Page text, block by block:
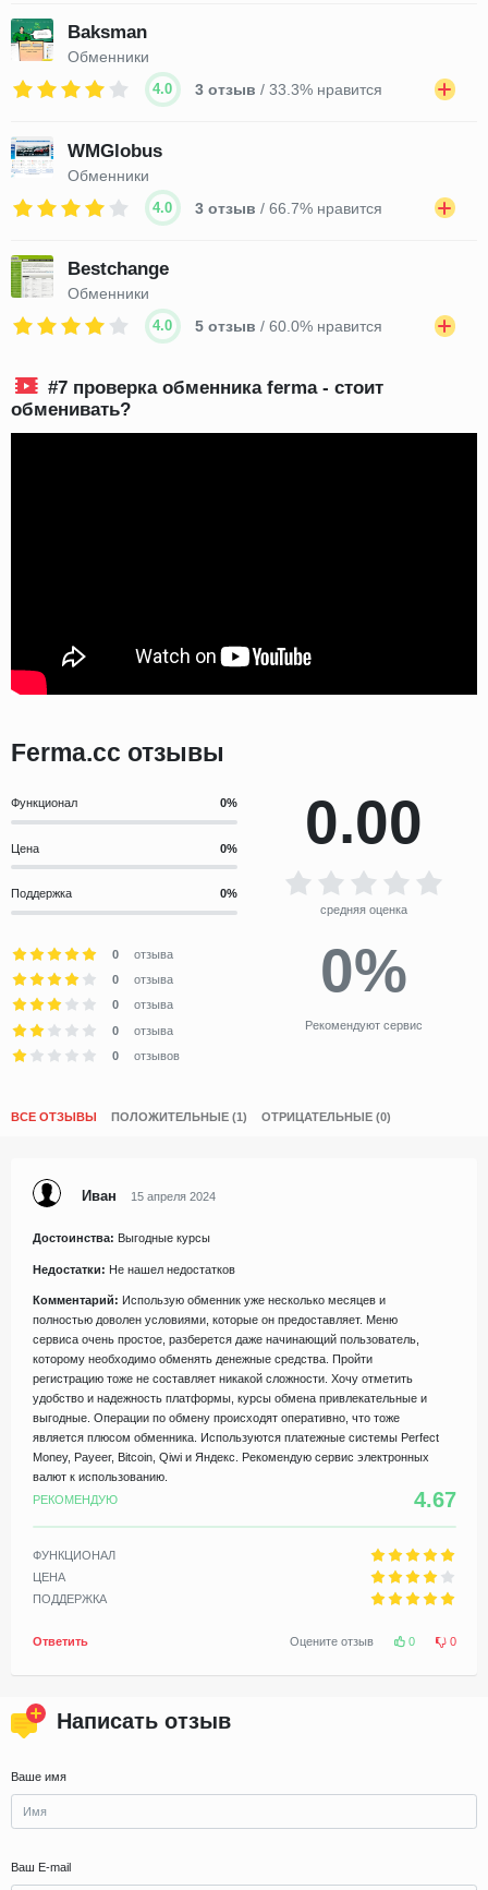
Baksman
Обменники
4.0 3 отзыв / 33.3% нравится
WMGlobus
Обменники
4.0 3 отзыв / 66.7% нравится
Bestchange
Обменники
4.0 5 отзыв / 60.0% нравится
#7 проверка обменника ferma - стоит
обменивать?
Ferma.cc отзывы
Функционал
Цена
Поддержка
0.00
средняя оценка
0
отзыва
0
отзыва
0
отзыва
0
отзыва
0
отзывов
0%
Рекомендуют сервис
ВСЕ ОТЗЫВЫ ПОЛОЖИТЕЛЬНЫЕ (1) ОТРИЦАТЕЛЬНЫЕ (0)
Иван 15 апреля 2024
Достоинства: Выгодные курсы
Недостатки: Не нашел недостатков
Комментарий: Использую обменник уже несколько месяцев и
полностью доволен условиями, которые он предоставляет. Меню
сервиса очень простое, разберется даже начинающий пользователь,
которому необходимо обменять денежные средства. Пройти
регистрацию тоже не составляет никакой сложности. Хочу отметить
удобство и надежность платформы, курсы обмена привлекательные и
выгодные. Операции по обмену происходят оперативно, что тоже
является плюсом обменника. Используются платежные системы Perfect
Money, Payeer, Bitcoin, Qiwi и Яндекс. Рекомендую сервис электронных
валют к использованию.
РЕКОМЕНДУЮ
4.67
ФУНКЦИОНАЛ
ЦЕНА
ПОДДЕРЖКА
Ответить Оцените отзыв 0 0
Написать отзыв
Ваше имя
Ваш E-mail